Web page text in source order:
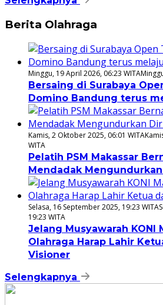
Berita Olahraga
Minggu, 19 April 2026, 06:23 WITA
Bersaing di Surabaya
Domino Bandung terus
Kamis, 2 Oktober 2025, 06:01 WITA
WITA
Pelatih PSM Makassar
Mendadak
Selasa, 16 September 2025, 19:23 WITA
19:23 WITA
Jelang Musyawarah KONI
Olahraga Harap Lahir
Visioner
Selengkapnya